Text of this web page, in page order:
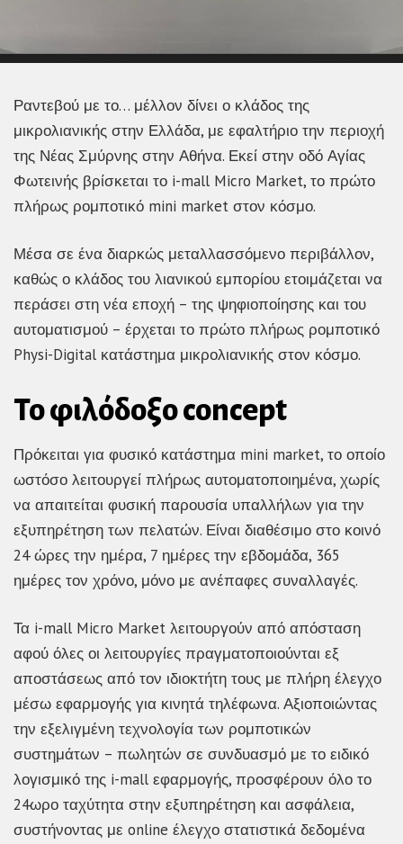
Ραντεβού με το… μέλλον δίνει ο κλάδος της
μικρολιανικής στην Ελλάδα, με εφαλτήριο την περιοχή
της Νέας Σμύρνης στην Αθήνα. Εκεί στην οδό Αγίας
Φωτεινής βρίσκεται το i-mall Micro Market, το πρώτο
πλήρως ρομποτικό mini market στον κόσμο.
Μέσα σε ένα διαρκώς μεταλλασσόμενο περιβάλλον,
καθώς ο κλάδος του λιανικού εμπορίου ετοιμάζεται να
περάσει στη νέα εποχή – της ψηφιοποίησης και του
αυτοματισμού – έρχεται το πρώτο πλήρως ρομποτικό
Physi-Digital κατάστημα μικρολιανικής στον κόσμο.
Το φιλόδοξο concept
Πρόκειται για φυσικό κατάστημα mini market, το οποίο
ωστόσο λειτουργεί πλήρως αυτοματοποιημένα, χωρίς
να απαιτείται φυσική παρουσία υπαλλήλων για την
εξυπηρέτηση των πελατών. Είναι διαθέσιμο στο κοινό
24 ώρες την ημέρα, 7 ημέρες την εβδομάδα, 365
ημέρες τον χρόνο, μόνο με ανέπαφες συναλλαγές.
Τα i-mall Micro Market λειτουργούν από απόσταση
αφού όλες οι λειτουργίες πραγματοποιούνται εξ
αποστάσεως από τον ιδιοκτήτη τους με πλήρη έλεγχο
μέσω εφαρμογής για κινητά τηλέφωνα. Αξιοποιώντας
την εξελιγμένη τεχνολογία των ρομποτικών
συστημάτων – πωλητών σε συνδυασμό με το ειδικό
λογισμικό της i-mall εφαρμογής, προσφέρουν όλο το
24ωρο ταχύτητα στην εξυπηρέτηση και ασφάλεια,
συστήνοντας με online έλεγχο στατιστικά δεδομένα